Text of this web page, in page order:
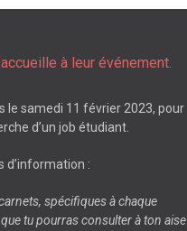
à leur événement.
le samedi 11 février 2023, pour
d’un job étudiant.
d’information :
spécifiques à chaque
tu pourras consulter à ton aise